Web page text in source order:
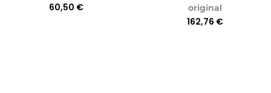
60,50 €
original
162,76 €